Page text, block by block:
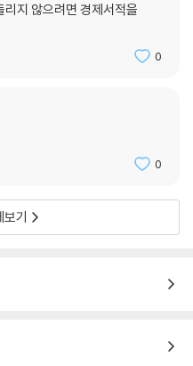
종 혜택이 가장 먼저 축소될 것으
월 저소득층에게 급식을 지원하기
이는 방안을 승인하는 등 복지 혜
인 방법이다. 실제로 미국 의회
어나는 세수는 필요한 지출을 채
미국의 소비가 늘어나면 경기 회
로 보도한다. 미국 국내총생산의
는 데서 비롯됐고, 눈덩이처럼 쌓
대다. 과거의 상식이나 통념이 적
깊이 맞물려 있기 때문이다.
김과 동시에 리스크가 더욱 커졌
성장 궤도로 복귀하기 위해 동
경제를 제자리로 돌려놓겠다는
를 거두지 못했다. 늘 다니던 길
상황이 곳곳에서 벌어지고 있는
과서에서나 통하던 말이다. 주식
세상 물정 모르는 사람으로 취급
거의 메커니즘에서 벗어나지 못
지 않으려면 경제서적을
0
0
기